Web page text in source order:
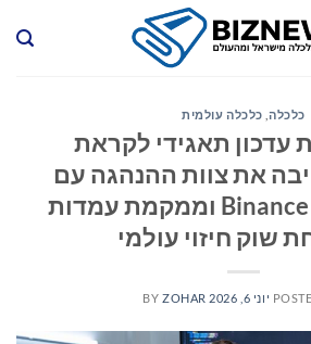
כלכלה, כלכלה עולמית
עדכון תאגידי לקראת
את צוות ההנהגה עם
כישרונות מ- Binance וממקמת עמדות
שוק חיזוי עולמי
יוני 6, 2026 BY ZOHAR